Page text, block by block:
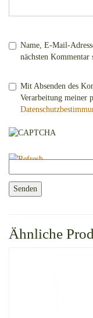
Name, E-Mail-
nächsten Kommentar
Mit Absenden des
Verarbeitung meiner
Ähnliche